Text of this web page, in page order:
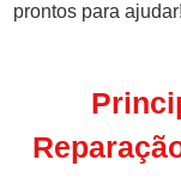
prontos para ajudar!